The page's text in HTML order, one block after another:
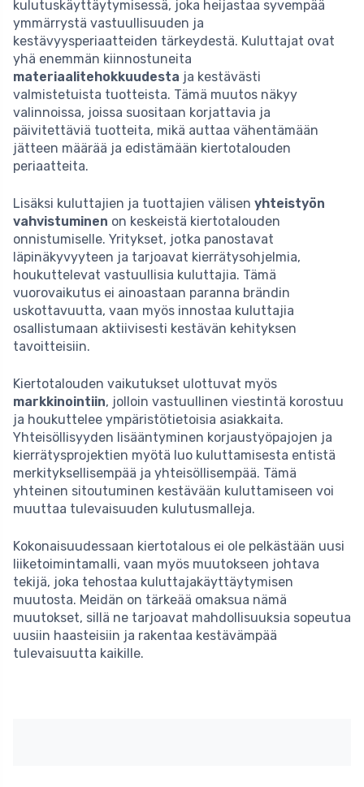
kulutuskäyttäytymisessä, joka heijastaa syvempää
ymmärrystä vastuullisuuden ja
kestävyysperiaatteiden tärkeydestä. Kuluttajat ovat
yhä enemmän kiinnostuneita
materiaalitehokkuudesta ja kestävästi
valmistetuista tuotteista. Tämä muutos näkyy
valinnoissa, joissa suositaan korjattavia ja
päivitettäviä tuotteita, mikä auttaa vähentämään
jätteen määrää ja edistämään kiertotalouden
periaatteita.
Lisäksi kuluttajien ja tuottajien välisen yhteistyön
vahvistuminen on keskeistä kiertotalouden
onnistumiselle. Yritykset, jotka panostavat
läpinäkyvyyteen ja tarjoavat kierrätysohjelmia,
houkuttelevat vastuullisia kuluttajia. Tämä
vuorovaikutus ei ainoastaan paranna brändin
uskottavuutta, vaan myös innostaa kuluttajia
osallistumaan aktiivisesti kestävän kehityksen
tavoitteisiin.
Kiertotalouden vaikutukset ulottuvat myös
markkinointiin, jolloin vastuullinen viestintä korostuu
ja houkuttelee ympäristötietoisia asiakkaita.
Yhteisöllisyyden lisääntyminen korjaustyöpajojen ja
kierrätysprojektien myötä luo kuluttamisesta entistä
merkityksellisempää ja yhteisöllisempää. Tämä
yhteinen sitoutuminen kestävään kuluttamiseen voi
muuttaa tulevaisuuden kulutusmalleja.
Kokonaisuudessaan kiertotalous ei ole pelkästään uusi
liiketoimintamalli, vaan myös muutokseen johtava
tekijä, joka tehostaa kuluttajakäyttäytymisen
muutosta. Meidän on tärkeää omaksua nämä
muutokset, sillä ne tarjoavat mahdollisuuksia sopeutua
uusiin haasteisiin ja rakentaa kestävämpää
tulevaisuutta kaikille.